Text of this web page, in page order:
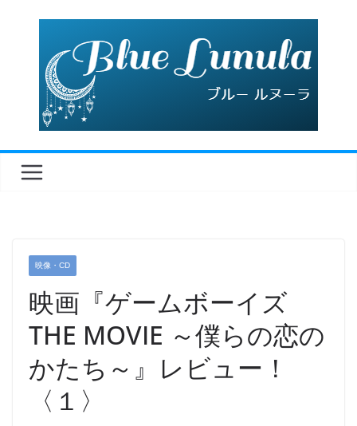
映像・CD
映画『ゲームボーイズ
THE MOVIE ～僕らの恋の
かたち～』レビュー！
〈１〉